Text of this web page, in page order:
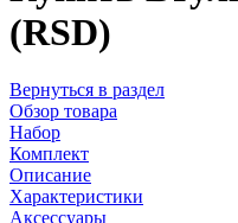
(RSD)
Вернуться в раздел
Обзор товара
Набор
Комплект
Описание
Характеристики
Аксессуары